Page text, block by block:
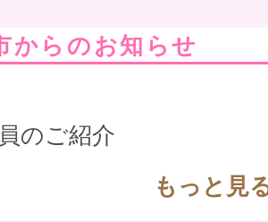
からのお知らせ
のご紹介
もっと見